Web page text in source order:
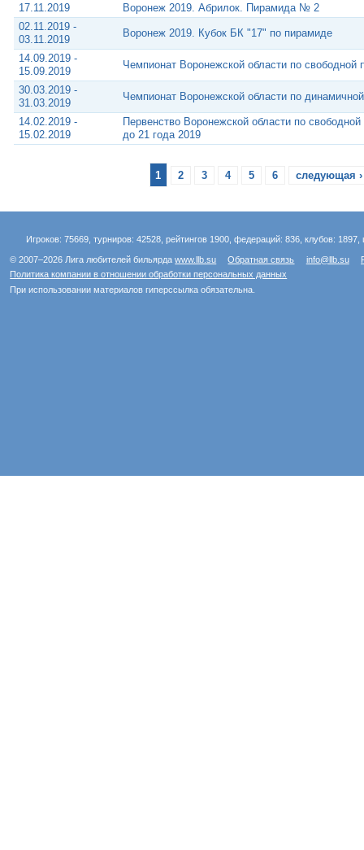
17.11.2019
Воронеж 2019. Абрилок. Пирамида № 2
02.11.2019 -
03.11.2019
Воронеж 2019. Кубок БК "17" по пирамиде
14.09.2019 -
15.09.2019
Чемпионат Воронежской области по
30.03.2019 -
31.03.2019
Чемпионат Воронежской области по
14.02.2019 -
15.02.2019
Первенство Воронежской области по
до 21 года 2019
1 2 3 4 5 6 следующая ›
Игроков: 75669, турниров: 42528, рейтингов 1900, федераций: 836, клубов:
© 2007–2026 Лига любителей бильярдаwww.llb.su Обратная связь info@llb.su
Политика компании в отношении обработки персональных данных
При использовании материалов гиперссылка обязательна.